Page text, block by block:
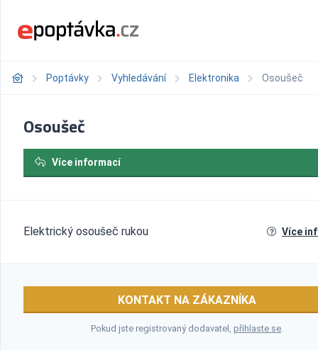
Poptávky Vyhledávání Elektronika Osoušeč
Osoušeč
Více informací
Elektrický osoušeč rukou Více
KONTAKT NA ZÁKAZNÍKA
Pokud jste registrovaný dodavatel, přihlaste se.